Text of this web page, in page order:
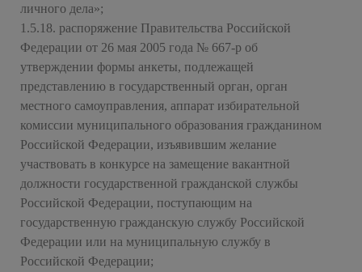
личного дела»;
1.5.18. распоряжение Правительства Российской
Федерации от 26 мая 2005 года № 667-р об
утверждении формы анкеты, подлежащей
представлению в государственный орган, орган
местного самоуправления, аппарат избирательной
комиссии муниципального образования гражданином
Российской Федерации, изъявившим желание
участвовать в конкурсе на замещение вакантной
должности государственной гражданской службы
Российской Федерации, поступающим на
государственную гражданскую службу Российской
Федерации или на муниципальную службу в
Российской Федерации;